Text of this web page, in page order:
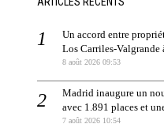
Un accord entre
Los Carriles-Valgrande
8 août 2026 09:53
Madrid inaugure un
avec 1.891 places et
7 août 2026 10:54